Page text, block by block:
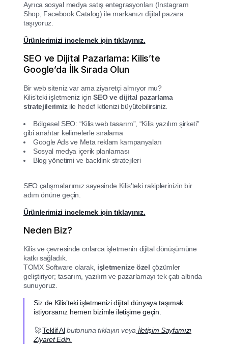
Ayrıca sosyal medya satış entegrasyonları (Instagram
Shop, Facebook Catalog) ile markanızı dijital pazara
taşıyoruz.
Ürünlerimizi incelemek için tıklayınız.
SEO ve Dijital Pazarlama: Kilis’te
Google’da İlk Sırada Olun
Bir web siteniz var ama ziyaretçi almıyor mu?
Kilis’teki işletmeniz içinSEO ve dijital pazarlama
stratejilerimizile hedef kitlenizi büyütebilirsiniz.
Bölgesel SEO: “Kilis web tasarım”, “Kilis yazılım şirketi”
gibi anahtar kelimelerle sıralama
Google Ads ve Meta reklam kampanyaları
Sosyal medya içerik planlaması
Blog yönetimi ve backlink stratejileri
SEO çalışmalarımız sayesinde Kilis’teki rakiplerinizin bir
adım önüne geçin.
Ürünlerimizi incelemek için tıklayınız.
Neden Biz?
Kilis ve çevresinde onlarca işletmenin dijital dönüşümüne
katkı sağladık.
TOMX Software olarak, işletmenize özel çözümler
geliştiriyor; tasarım, yazılım ve pazarlamayı tek çatı altında
sunuyoruz.
Siz de Kilis’teki işletmenizi dijital dünyaya taşımak
istiyorsanız hemen bizimle iletişime geçin.
🚀Teklif Albutonuna tıklayın veya İletişim Sayfamızı
Ziyaret Edin.